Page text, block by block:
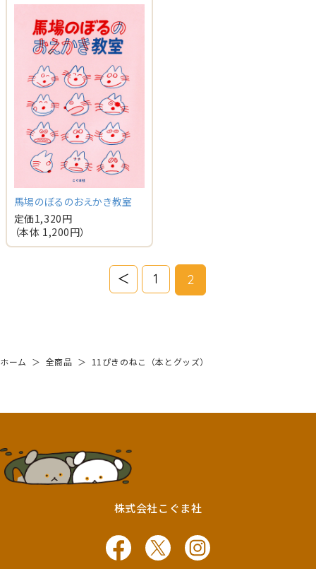
馬場のぼるのおえかき教室
定価1,320円
（本体 1,200円）
＜ 1 2
ホーム ＞ 全商品 ＞ 11ぴきのねこ（本とグッズ）
株式会社こぐま社